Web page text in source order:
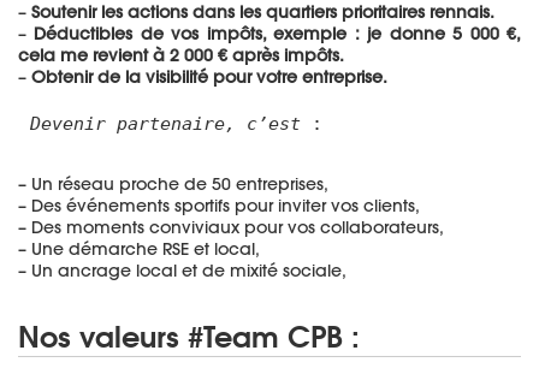
– Soutenir les actions dans les quartiers prioritaires rennais.
– Déductibles de vos impôts, exemple : je donne 5 000 €,
cela me revient à 2 000 € après impôts.
– Obtenir de la visibilité pour votre entreprise.
Devenir partenaire, c’est :
– Un réseau proche de 50 entreprises,
– Des événements sportifs pour inviter vos clients,
– Des moments conviviaux pour vos collaborateurs,
– Une démarche RSE et local,
– Un ancrage local et de mixité sociale,
Nos valeurs #Team CPB :